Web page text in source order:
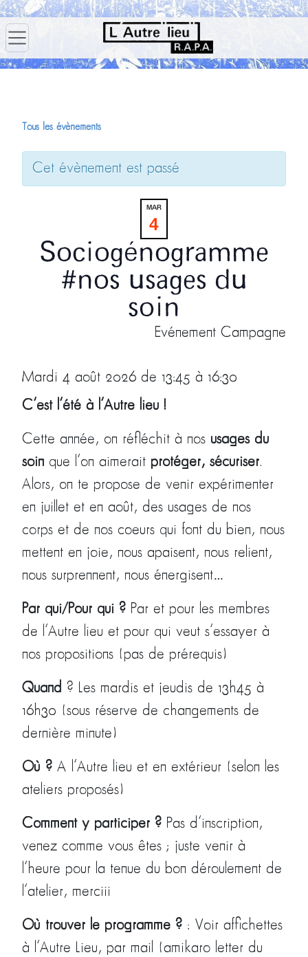
Tous les évènements
Cet évènement est passé
MAR
4
Sociogénogramme
#nos usages du
soin
Evénement Campagne
Mardi 4 août 2026 de 13:45 à 16:30
C’est l’été à l’Autre lieu !
Cette année, on réfléchit à nos usages du
soin que l’on aimerait protéger, sécuriser.
Alors, on te propose de venir expérimenter
en juillet et en août, des usages de nos
corps et de nos coeurs qui font du bien, nous
mettent en joie, nous apaisent, nous relient,
nous surprennent, nous énergisent…
Par qui/Pour qui ? Par et pour les membres
de l’Autre lieu et pour qui veut s’essayer à
nos propositions (pas de prérequis)
Quand ? Les mardis et jeudis de 13h45 à
16h30 (sous réserve de changements de
dernière minute)
Où ? A l’Autre lieu et en extérieur (selon les
ateliers proposés)
Comment y participer ? Pas d’inscription,
venez comme vous êtes ; juste venir à
l’heure pour la tenue du bon déroulement de
l’atelier, merciii
Où trouver le programme ? : Voir affichettes
à l’Autre Lieu, par mail (amikaro letter du